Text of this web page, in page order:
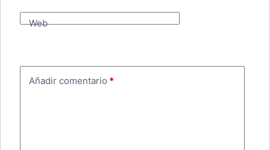
Web
Añadir comentario *